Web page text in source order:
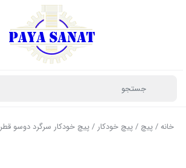
خانه/پیچ /پیچ خودکار / پیچ خودکار سرگرد دوسو قطر 6.3 (din7971-C)